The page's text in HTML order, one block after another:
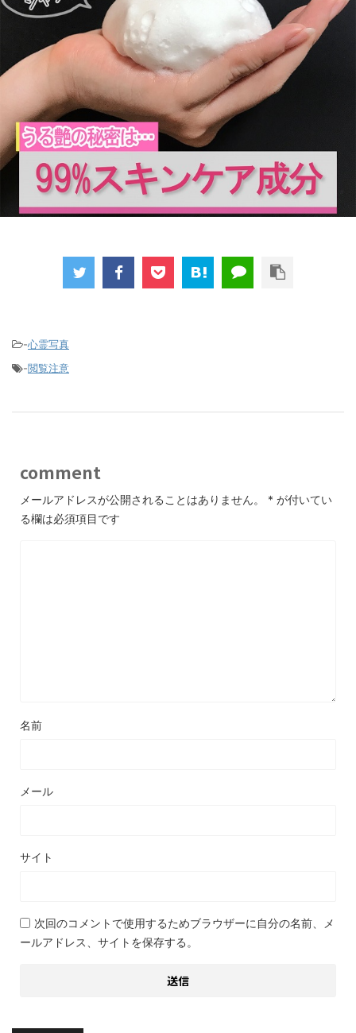
-心霊写真
-閲覧注意
comment
メールアドレスが公開されることはありません。 * が付いてい
る欄は必須項目です
名前
メール
サイト
次回のコメントで使用するためブラウザーに自分の名前、メ
ールアドレス、サイトを保存する。